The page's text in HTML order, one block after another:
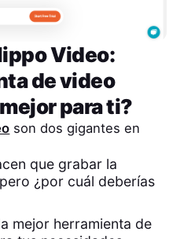
Video:
de video
para ti?
son dos gigantes en
que grabar la
¿por cuál deberías
mejor herramienta de